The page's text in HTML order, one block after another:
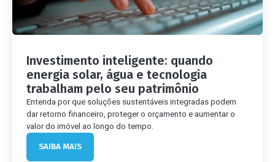
Investimento inteligente: quando
energia solar, água e tecnologia
trabalham pelo seu patrimônio
Entenda por que soluções sustentáveis integradas podem
dar retorno financeiro, proteger o orçamento e aumentar o
valor do imóvel ao longo do tempo.
SAIBA MAIS